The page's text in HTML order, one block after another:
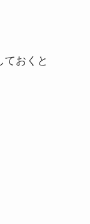
ておくと